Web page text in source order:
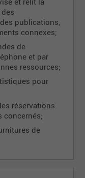
publications,
connexes;
de
et par
ressources;
pour
réservations
concernés;
de